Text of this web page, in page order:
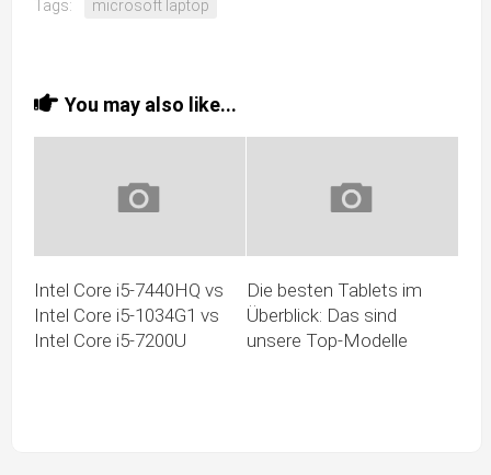
Tags: microsoft laptop
You may also like...
Intel Core i5-7440HQ vs
Intel Core i5-1034G1 vs
Intel Core i5-7200U
Die besten Tablets im
Überblick: Das sind
unsere Top-Modelle